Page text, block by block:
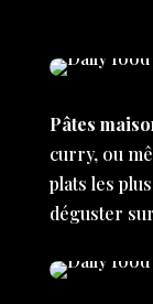
Pâtes
curry, ou
plats les
déguster